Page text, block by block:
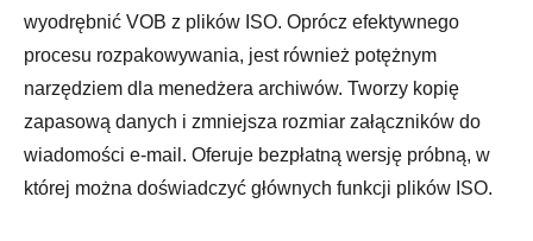
wyodrębnić VOB z plików ISO. Oprócz efektywnego
procesu rozpakowywania, jest również potężnym
narzędziem dla menedżera archiwów. Tworzy kopię
zapasową danych i zmniejsza rozmiar załączników do
wiadomości e-mail. Oferuje bezpłatną wersję próbną, w
której można doświadczyć głównych funkcji plików ISO.